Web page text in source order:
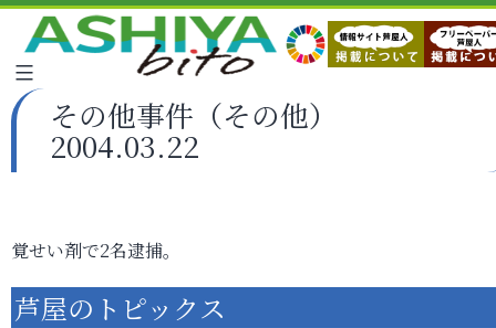
その他事件（その他）
2004.03.22
覚せい剤で2名逮捕。
芦屋のトピックス